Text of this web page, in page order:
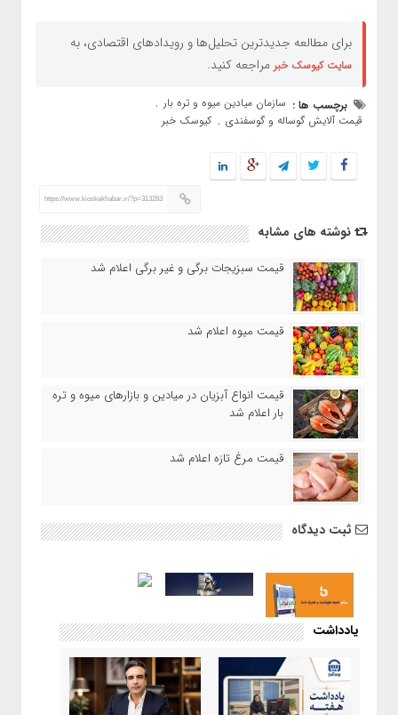
برای مطالعه جدیدترین تحلیل‌ها و رویدادهای اقتصادی، به
سایت کیوسک خبر مراجعه کنید.
برچسب ها : سازمان میادین میوه و تره بار ,
قیمت آلایش گوساله و گوسفندی , کیوسک خبر
https://www.kioskekhabar.ir/?p=313283
نوشته های مشابه
قیمت سبزیجات برگی و غیر برگی اعلام شد
قیمت میوه اعلام شد
قیمت انواع آبزیان در میادین و بازارهای میوه و تره
بار اعلام شد
قیمت مرغ تازه اعلام شد
ثبت دیدگاه
یادداشت